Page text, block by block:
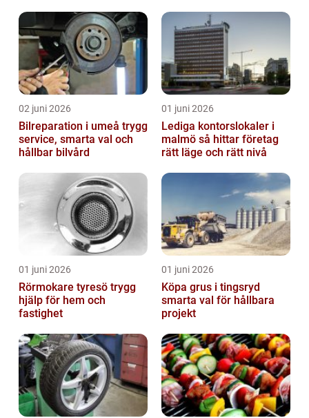
02 juni 2026
Bilreparation i umeå trygg
service, smarta val och
hållbar bilvård
01 juni 2026
Lediga kontorslokaler i
malmö så hittar företag
rätt läge och rätt nivå
01 juni 2026
Rörmokare tyresö trygg
hjälp för hem och
fastighet
01 juni 2026
Köpa grus i tingsryd
smarta val för hållbara
projekt